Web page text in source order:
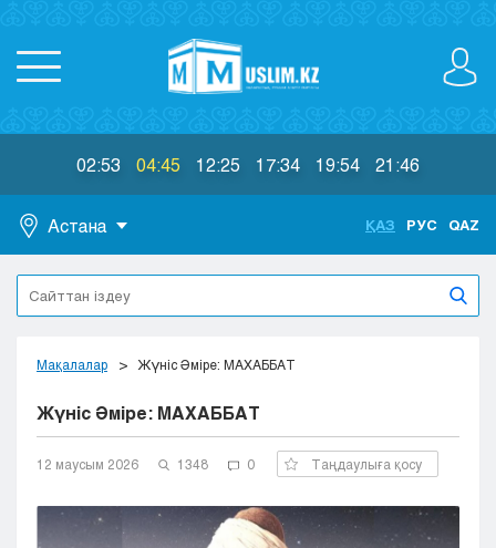
02:53 04:45 12:25 17:34 19:54 21:46
Астана
Астана
Алматы
Актобе
Жезказган
Караганда
Кокшетау
Кызылорда
Павлодар
ҚАЗ РУС QAZ
Мақалалар Жүніс Әміре: МАХАББАТ
Жүніс Әміре: МАХАББАТ
12 маусым 2026 1348 0 Таңдаулыға қосу